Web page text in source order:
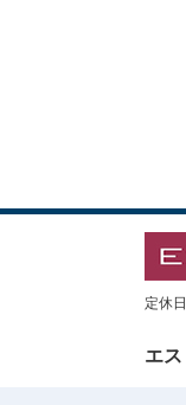
定休
エ